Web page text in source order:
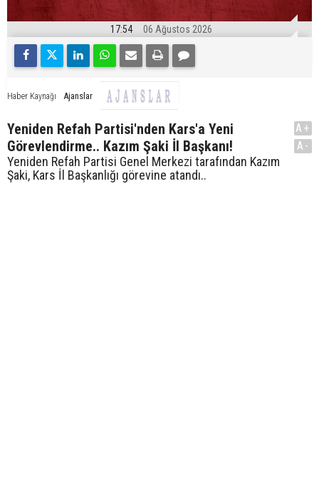
17:54 06 Ağustos 2026
Haber Kaynağı Ajanslar
Yeniden Refah Partisi'nden Kars'a Yeni
Görevlendirme.. Kazım Şaki İl Başkanı!
Yeniden Refah Partisi Genel Merkezi tarafından Kazım
Şaki, Kars İl Başkanlığı görevine atandı..
A+
A-